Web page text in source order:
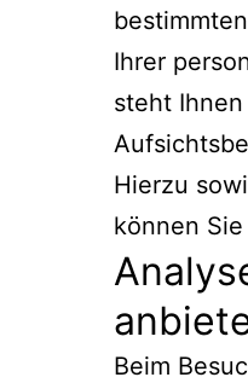
Ihrer
steht
Hierzu
können
Beim